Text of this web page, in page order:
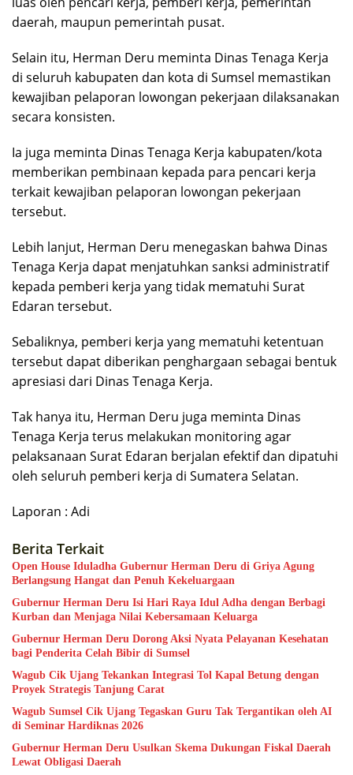
daerah, maupun pemerintah pusat.
Selain itu, Herman Deru meminta Dinas Tenaga Kerja
di seluruh kabupaten dan kota di Sumsel memastikan
kewajiban pelaporan lowongan pekerjaan dilaksanakan
secara konsisten.
Ia juga meminta Dinas Tenaga Kerja kabupaten/kota
memberikan pembinaan kepada para pencari kerja
terkait kewajiban pelaporan lowongan pekerjaan
tersebut.
Lebih lanjut, Herman Deru menegaskan bahwa Dinas
Tenaga Kerja dapat menjatuhkan sanksi administratif
kepada pemberi kerja yang tidak mematuhi Surat
Edaran tersebut.
Sebaliknya, pemberi kerja yang mematuhi ketentuan
tersebut dapat diberikan penghargaan sebagai bentuk
apresiasi dari Dinas Tenaga Kerja.
Tak hanya itu, Herman Deru juga meminta Dinas
Tenaga Kerja terus melakukan monitoring agar
pelaksanaan Surat Edaran berjalan efektif dan dipatuhi
oleh seluruh pemberi kerja di Sumatera Selatan.
Laporan : Adi
Berita Terkait
Open House Iduladha Gubernur Herman Deru di Griya Agung
Berlangsung Hangat dan Penuh Kekeluargaan
Gubernur Herman Deru Isi Hari Raya Idul Adha dengan Berbagi
Kurban dan Menjaga Nilai Kebersamaan Keluarga
Gubernur Herman Deru Dorong Aksi Nyata Pelayanan Kesehatan
bagi Penderita Celah Bibir di Sumsel
Wagub Cik Ujang Tekankan Integrasi Tol Kapal Betung dengan
Proyek Strategis Tanjung Carat
Wagub Sumsel Cik Ujang Tegaskan Guru Tak Tergantikan oleh AI
di Seminar Hardiknas 2026
Gubernur Herman Deru Usulkan Skema Dukungan Fiskal Daerah
Lewat Obligasi Daerah